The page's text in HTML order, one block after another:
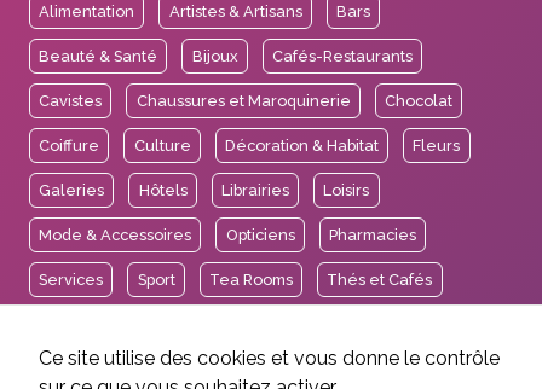
Alimentation Artistes & Artisans Bars
Beauté & Santé Bijoux Cafés-Restaurants
Cavistes Chaussures et Maroquinerie Chocolat
Coiffure Culture Décoration & Habitat Fleurs
Galeries Hôtels Librairies Loisirs
Mode & Accessoires Opticiens Pharmacies
Services Sport Tea Rooms Thés et Cafés
Ce site utilise des cookies et vous donne le contrôle